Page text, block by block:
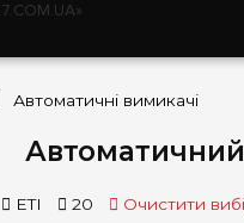
ETI 20 Очистити
Автоматичні вимикачі